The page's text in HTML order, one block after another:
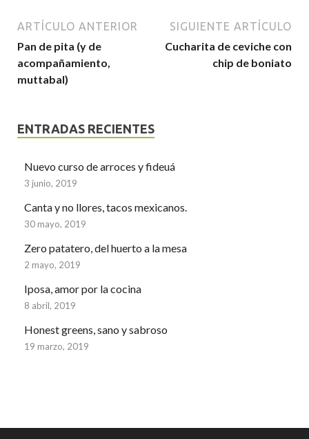
ARTÍCULO ANTERIOR
Pan de pita (y de
acompañamiento,
muttabal)
SIGUIENTE ARTÍCULO
Cucharita de ceviche con
chip de boniato
ENTRADAS RECIENTES
Nuevo curso de arroces y fideuá
3 junio, 2019
Canta y no llores, tacos mexicanos.
30 mayo, 2019
Zero patatero, del huerto a la mesa
2 mayo, 2019
Iposa, amor por la cocina
8 abril, 2019
Honest greens, sano y sabroso
19 marzo, 2019